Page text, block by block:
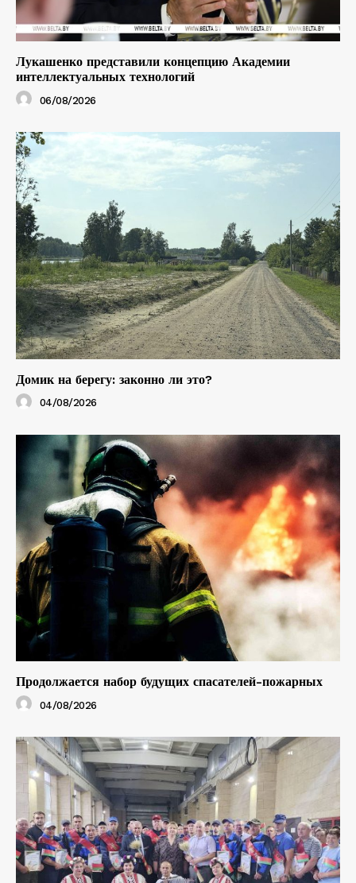
Лукашенко представили концепцию Академии
интеллектуальных технологий
06/08/2026
Домик на берегу: законно ли это?
04/08/2026
Продолжается набор будущих спасателей-пожарных
04/08/2026